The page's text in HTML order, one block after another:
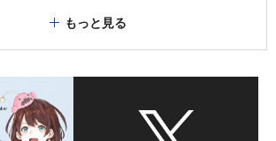
もっと見る